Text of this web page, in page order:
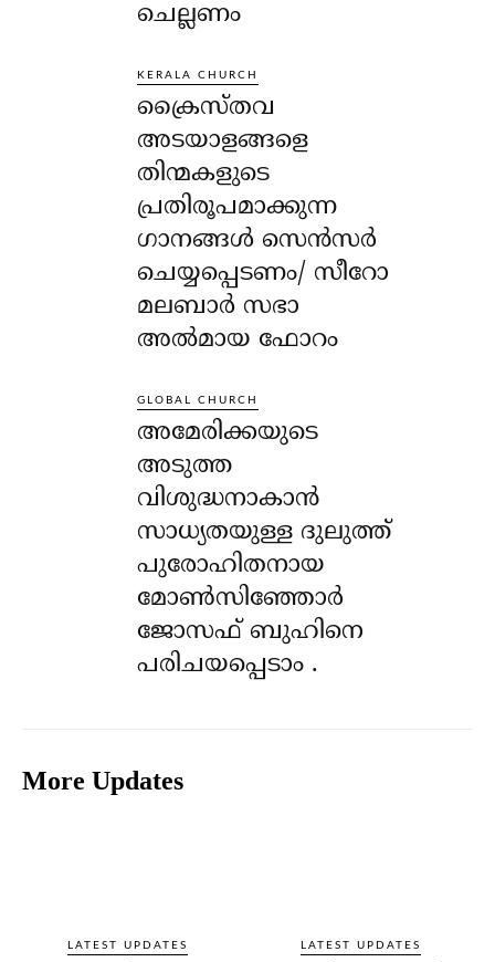
ചെല്ലണം
KERALA CHURCH
ക്രൈസ്തവ
അടയാളങ്ങളെ
തിന്മകളുടെ
പ്രതിരൂപമാക്കുന്ന
ഗാനങ്ങൾ സെൻസർ
ചെയ്യപ്പെടണം/ സീറോ
മലബാർ സഭാ
അൽമായ ഫോറം
GLOBAL CHURCH
അമേരിക്കയുടെ
അടുത്ത
വിശുദ്ധനാകാൻ
സാധ്യതയുള്ള ദുലുത്ത്
പുരോഹിതനായ
മോൺസിഞ്ഞോർ
ജോസഫ് ബുഹിനെ
പരിചയപ്പെടാം .
More Updates
LATEST UPDATES LATEST UPDATES